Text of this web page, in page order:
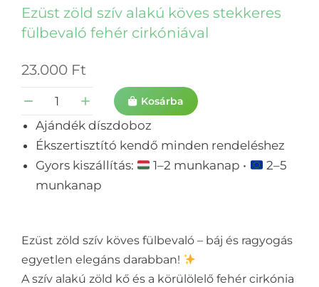
Ezüst zöld szív alakú köves stekkeres
fülbevaló fehér cirkóniával
23.000 Ft
Kosárba
Ajándék díszdoboz
Ékszertisztító kendő minden rendeléshez
Gyors kiszállítás:
1–2 munkanap •
2–5
munkanap
Ezüst zöld szív köves fülbevaló – báj és ragyogás
egyetlen elegáns darabban!
A szív alakú zöld kő és a körülölelő fehér cirkónia